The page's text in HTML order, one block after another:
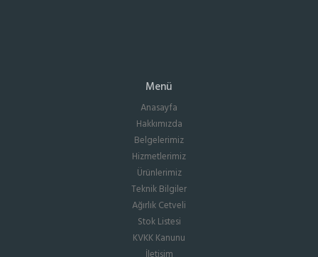
Menü
Anasayfa
Hakkımızda
Belgelerimiz
Hizmetlerimiz
Ürünlerimiz
Teknik Bilgiler
Ağırlık Cetveli
Stok Listesi
KVKK Kanunu